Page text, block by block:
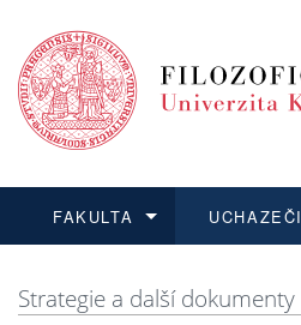
FAKULTA UCHAZEČI
Strategie a další dokumenty